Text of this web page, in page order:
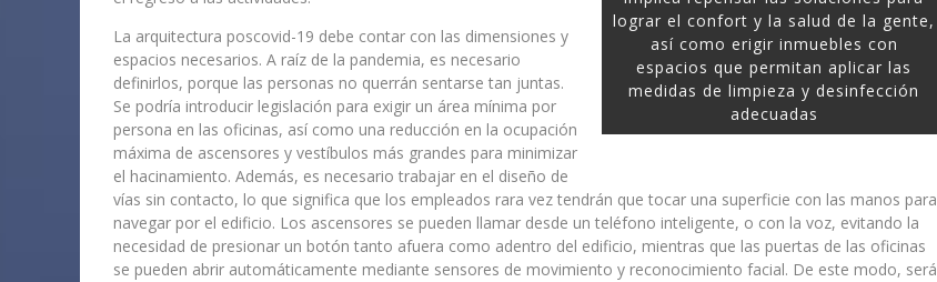
lograr el confort y la salud de la gente,
así como erigir inmuebles con
espacios que permitan aplicar las
medidas de limpieza y desinfección
adecuadas
La arquitectura poscovid-19 debe contar con las dimensiones y
espacios necesarios. A raíz de la pandemia, es necesario
definirlos, porque las personas no querrán sentarse tan juntas.
Se podría introducir legislación para exigir un área mínima por
persona en las oficinas, así como una reducción en la ocupación
máxima de ascensores y vestíbulos más grandes para minimizar
el hacinamiento. Además, es necesario trabajar en el diseño de
vías sin contacto, lo que significa que los empleados rara vez tendrán que tocar una superficie con las manos para
navegar por el edificio. Los ascensores se pueden llamar desde un teléfono inteligente, o con la voz, evitando la
necesidad de presionar un botón tanto afuera como adentro del edificio, mientras que las puertas de las oficinas
se pueden abrir automáticamente mediante sensores de movimiento y reconocimiento facial. De este modo, será